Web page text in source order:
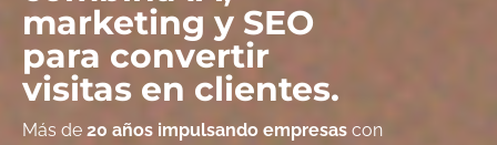
marketing y SEO
para convertir
visitas en clientes.
Más de 20 años impulsando empresas con